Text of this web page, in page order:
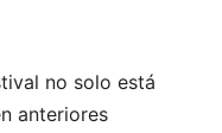
no solo está
anteriores